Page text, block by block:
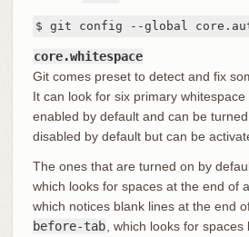
$ git config --global
core.whitespace
Git comes preset to detect and fix
It can look for six primary
enabled by default and can be
disabled by default but can be
The ones that are turned on by
which looks for spaces at the end of
which notices blank lines at the end
before-tab , which looks for